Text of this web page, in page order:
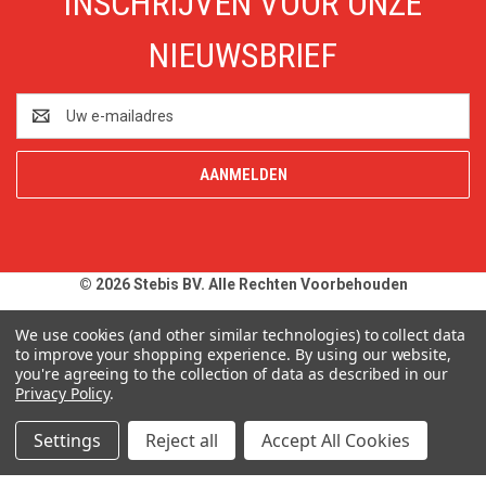
NIEUWSBRIEF
mailadres
© 2026 Stebis BV. Alle Rechten Voorbehouden
Alle prijzen en specificaties zijn onder voorbehoud, exclusief BTW,
zolang de voorraad strekt. Afbeeldingen van producten kunnen
afwijken van de werkelijkheid. Op al onze aanbiedingen en
leveringen zijn onze
toepassing. Wij wijzen u uitdrukkelijk op onzePrivacy Policy
Typefouten alsmede prijswijzigingen uitdrukkelijk voorbehouden.
We use cookies (and other similar technologies) to collect data
to improve your shopping experience. By using our website,
you're agreeing to the collection of data as described in our
Privacy Policy.
Settings Reject all Accept All Cookies